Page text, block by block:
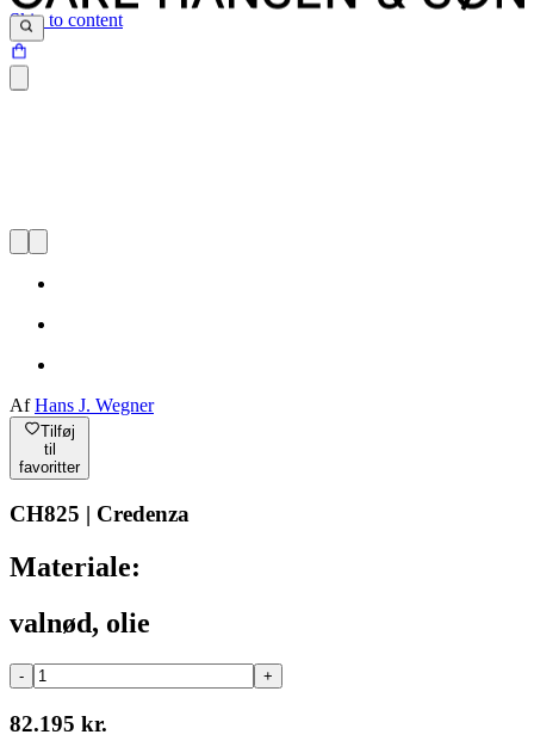
Skip to content
AfHans J. Wegner
Tilføj
til
favoritter
CH825 | Credenza
Materiale:
valnød, olie
- +
82.195 kr.